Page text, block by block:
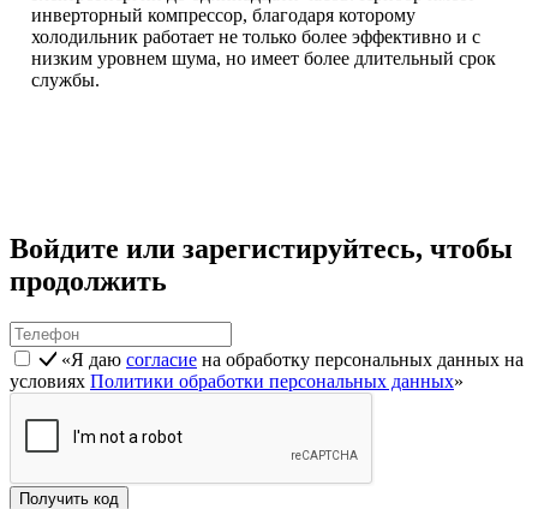
инверторный компрессор, благодаря которому
холодильник работает не только более эффективно и с
низким уровнем шума, но имеет более длительный срок
службы.
Войдите или зарегистируйтесь, чтобы
продолжить
«Я даю согласие на обработку персональных данных на
условиях Политики обработки персональных данных»
Получить код